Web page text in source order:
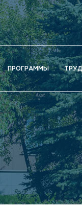
ПРОГРАММЫ
организации
Департаменты
(перевода)